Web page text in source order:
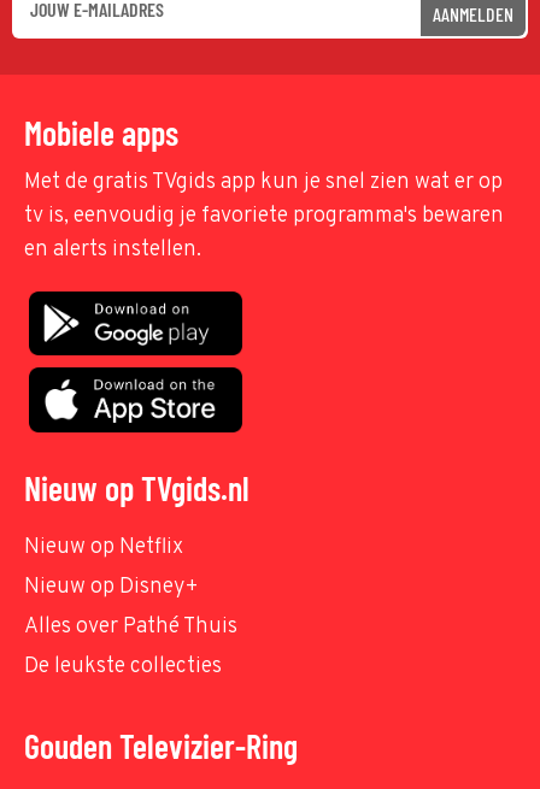
AANMELDEN
Mobiele apps
Met de gratis TVgids app kun je snel zien wat er op
tv is, eenvoudig je favoriete programma's bewaren
en alerts instellen.
Nieuw op TVgids.nl
Nieuw op Netflix
Nieuw op Disney+
Alles over Pathé Thuis
De leukste collecties
Gouden Televizier-Ring